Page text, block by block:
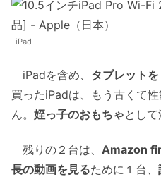
iPad
iPadを含め、 タブレット
買ったiPadは、もう古くて
ん。 姪っ子のおもちゃとして
残りの２台は、 Amazon
長の動画を見るために１台、